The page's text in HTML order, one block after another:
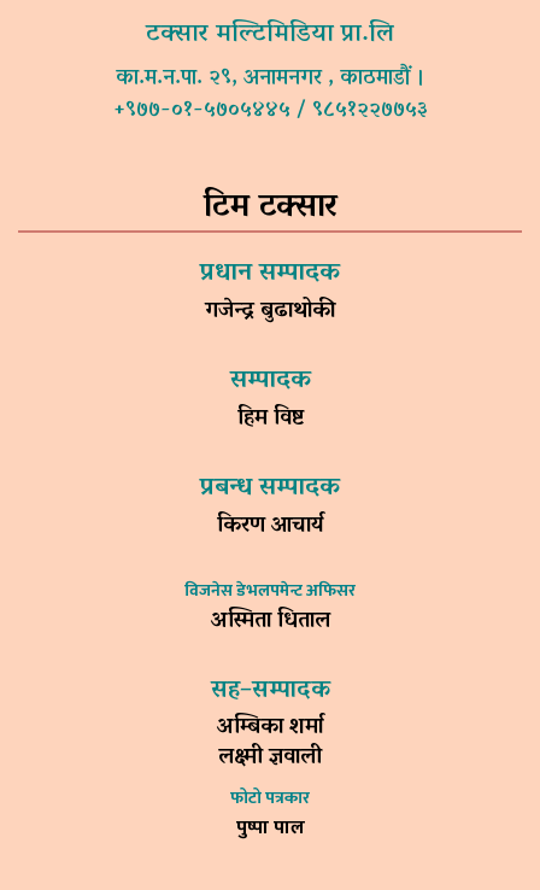
टक्सार मल्टिमिडिया प्रा.लि
का.म.न.पा. २९, अनामनगर , काठमाडौं ।
+९७७-०१-५७०५४४५ / ९८५१२२७७५३
टिम टक्सार
प्रधान सम्पादक
गजेन्द्र बुढाथोकी
सम्पादक
हिम विष्ट
प्रबन्ध सम्पादक
किरण आचार्य
विजनेस डेभलपमेन्ट अफिसर
अस्मिता धिताल
सह–सम्पादक
अम्बिका शर्मा
लक्ष्मी ज्ञवाली
फोटो पत्रकार
पुष्पा पाल